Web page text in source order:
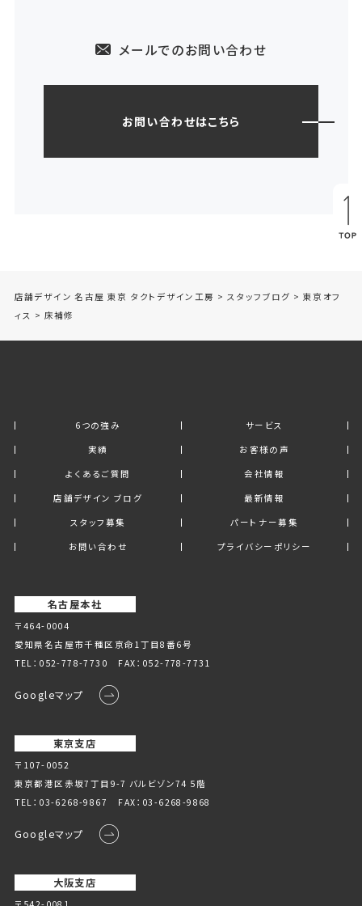
メールでのお問い合わせ
お問い合わせはこちら
店舗デザイン 名古屋 東京 タクトデザイン工房 > スタッフブログ > 東京オフ
ィス > 床補修
6つの強み
サービス
実績
お客様の声
よくあるご質問
会社情報
店舗デザイン ブログ
最新情報
スタッフ募集
パートナー募集
お問い合わせ
プライバシーポリシー
名古屋本社
〒464-0004
愛知県名古屋市千種区京命1丁⽬8番6号
TEL： 052-778-7730 FAX：052-778-7731
Googleマップ
東京支店
〒107-0052
東京都港区赤坂7丁目9-7 バルビゾン74 5階
TEL： 03-6268-9867 FAX：03-6268-9868
Googleマップ
大阪支店